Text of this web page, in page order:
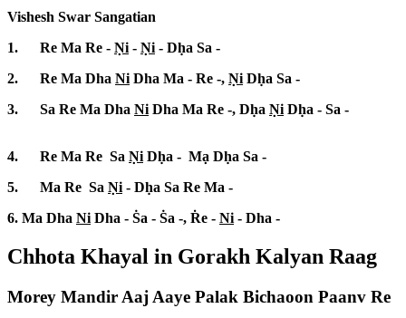
Vishesh Swar Sangatian
1. Re Ma Re - Ni - Ni - Dha Sa -
2. Re Ma Dha Ni Dha Ma - Re -, Ni Dha Sa -
3. Sa Re Ma Dha Ni Dha Ma Re -, Dha Ni Dha - Sa -
4. Re Ma Re Sa Ni Dha - Ma Dha Sa -
5. Ma Re Sa Ni - Dha Sa Re Ma -
6. Ma Dha Ni Dha - Sa - Sa -, Re - Ni - Dha -
Chhota Khayal in Gorakh Kalyan Raag
Morey Mandir Aaj Aaye Palak Bichaoon Paanv Re